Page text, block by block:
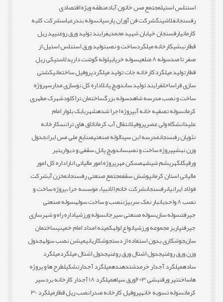
استنلس استیلمجتمع مس خاتون آبادمنطقه ویژه اقتصادی
رفسنجانفلاشینگشرکت فن آوران پارسیانسوله بندرعباسشرکت کلبه
کارمانیارفسنجان خیابان شهید محمدیفرایند تولید ورق روغنیپد ریل
قطارنبشیکارخانه میلگردساخت و نصبتولید ورق استنلس استیل از
صفر تا صدسوله 8 ضلعی سوله خرپاییلوله گوشت دارپدلاستیکی ریل
قطارتولید میلگردکارخانه جات تولید میلگردپروفیل ساختمانیکشتی
سازی فراساحلفرایند تولید ساندویچ پانلاداره کل نوسازی مدارسپروژه
ساخت و نصب مدرسه شاهدسوله بزرگساختمان تراکلودشهرک مطهری
کرمانسوله تصفیه خانه آبپروژه اجرا شدهشهربابک بلوار امام
علیدانشگاه ولی عصرپروفیلانتقال آب کرماناتاق های ترانسکارخانه
نئوپان رفسنجانمدرسه ابن سینالوله صنعتیصنایع ملی مس ایرانجدول
وزن نبشیپروژه ساخت و نصبساندویچ پانل سقفی و دیواریتیر
ورقیگلگهرپشم شیشهمسکن مهرپروژه امور مالیاتی اناراداره کل امور
مالیاتی استان کرمانپوشش سقفمجتمع صنعتی رفسنجانمخزن آبشرکت
فولاد ایرانیانرفسنجانشرکت خاتم الانبیاء موسسه حراءپروژه ساخت و
نصب 8 واحدی
انبار نمک سربیژننصب و ساخت سولهسوله صنعتی
جیرفتسوله سازیسوله صنعتی سیرجانسوله ورزشیاداره راه و شهرسازی
جیرفتپاریز مجموعه ورزشیانواع لولهکمیته امداد امام خمینیساختمان
سازیجوشکاری بدون استفاده از دستجوشکاریانیمیشن نصب سولهجدول
وزن ورق روغنیجدول اشتال ورق روغنیجدول اشتال میلگردمیلگرد
سادهمیلگرد آجدار خرمدشتدهندهمیلگرد آجدارتشکیلطرح ها و پروژه
هاساختتیر ورقنبشی 3×6 ورق سیاه
میلگرد 18 آجدار کارخانه بردسیر
کرمانسوله تسویه خانهپروفیل کارخانه صدرانصب ریل قطار
میلگرد 30